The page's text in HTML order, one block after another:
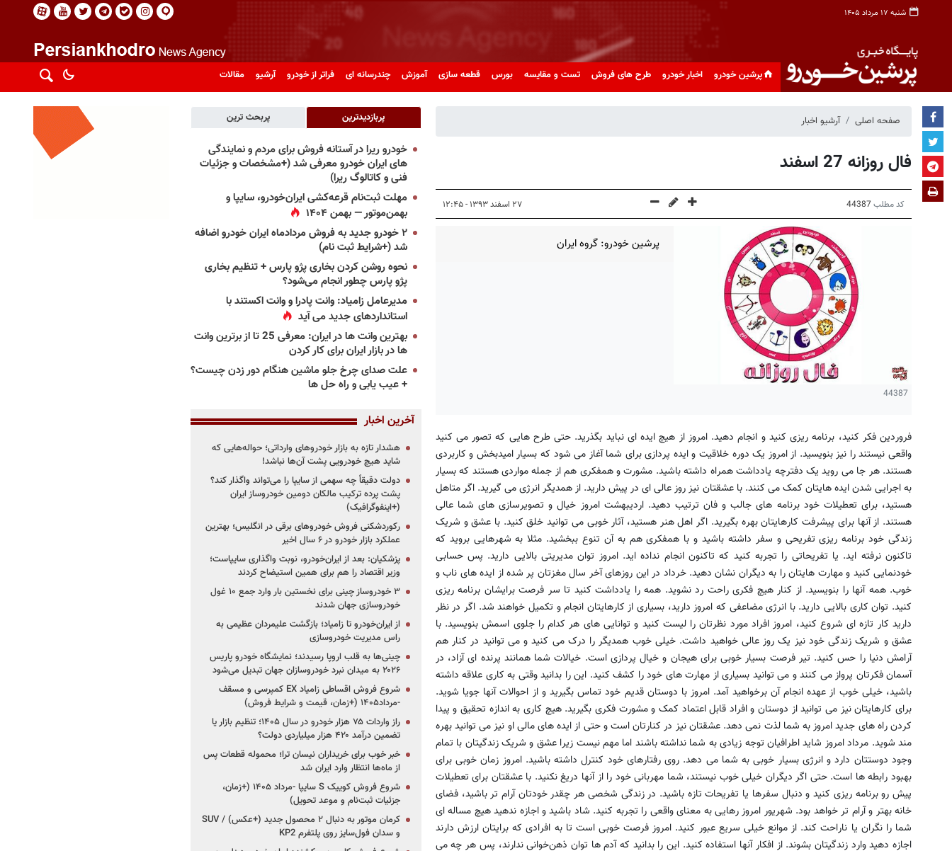
شنبه ۱۷ مرداد ۱۴۰۵
پرشین خودرو اخبار خودرو طرح های فروش تست و مقایسه بورس قطعه سازی آموزش چندرسانه ای فراتر از خودرو آرشیو مقالات
صفحه اصلی آرشیو اخبار
فال روزانه 27 اسفند
کد مطلب 44387 ۲۷ اسفند ۱۳۹۳ - ۱۲:۴۵
44387
پرشین خودرو: گروه ایران
فروردین فکر کنید، برنامه ریزی کنید و انجام دهید. امروز از هیچ ایده ای نباید بگذرید. حتی طرح هایی که تصور می کنید
واقعی نیستند را نیز بنویسید. از امروز یک دوره خلاقیت و ایده پردازی برای شما آغاز می شود که بسیار امیدبخش و کاربردی
هستند. هر جا می روید یک دفترچه یادداشت همراه داشته باشید. مشورت و همفکری هم از جمله مواردی هستند که بسیار
به اجرایی شدن ایده هایتان کمک می کنند. با عشقتان نیز روز عالی ای در پیش دارید. از همدیگر انرژی می گیرید. اگر متاهل
هستید، برای تعطیلات خود برنامه های جالب و فان ترتیب دهید. اردیبهشت امروز خیال و تصویرسازی های شما عالی
هستند. از آنها برای پیشرفت کارهایتان بهره بگیرید. اگر اهل هنر هستید، آثار خوبی می توانید خلق کنید. با عشق و شریک
زندگی خود برنامه ریزی تفریحی و سفر داشته باشید و با همفکری هم به آن تنوع ببخشید. مثلا به شهرهایی بروید که
تاکنون نرفته اید. یا تفریحاتی را تجربه کنید که تاکنون انجام نداده اید. امروز توان مدیریتی بالایی دارید. پس حسابی
خودنمایی کنید و مهارت هایتان را به دیگران نشان دهید. خرداد در این روزهای آخر سال مغزتان پر شده از ایده های ناب و
خوب. همه آنها را بنویسید. از کنار هیچ فکری راحت رد نشوید. همه را یادداشت کنید تا سر فرصت برایشان برنامه ریزی
کنید. توان کاری بالایی دارید. با انرژی مضاعفی که امروز دارید، بسیاری از کارهایتان انجام و تکمیل خواهند شد. اگر در نظر
دارید کار تازه ای شروع کنید، امروز افراد مورد نظرتان را لیست کنید و توانایی های هر کدام را جلوی اسمش بنویسید. با
عشق و شریک زندگی خود نیز یک روز عالی خواهید داشت. خیلی خوب همدیگر را درک می کنید و می توانید در کنار هم
آرامش دنیا را حس کنید. تیر فرصت بسیار خوبی برای هیجان و خیال پردازی است. خیالات شما همانند پرنده ای آزاد، در
آسمان فکرتان پرواز می کنند و می توانید بسیاری از مهارت های خود را کشف کنید. این را بدانید وقتی به کاری علاقه داشته
باشید، خیلی خوب از عهده انجام آن برخواهید آمد. امروز با دوستان قدیم خود تماس بگیرید و از احوالات آنها جویا شوید.
برای کارهایتان نیز می توانید از دوستان و افراد قابل اعتماد کمک و مشورت فکری بگیرید. هیچ کاری به اندازه تحقیق و پیدا
کردن راه های جدید امروز به شما لذت نمی دهد. عشقتان نیز در کنارتان است و حتی از ایده های مالی او نیز می توانید بهره
مند شوید. مرداد امروز شاید اطرافیان توجه زیادی به شما نداشته باشند اما مهم نیست زیرا عشق و شریک زندگیتان با تمام
وجود دوستتان دارد و انرژی بسیار خوبی به شما می دهد. روی رفتارهای خود کنترل داشته باشید. امروز زمان خوبی برای
بهبود رابطه ها است. حتی اگر دیگران خیلی خوب نیستند، شما مهربانی خود را از آنها دریغ نکنید. با عشقتان برای تعطیلات
پیش رو برنامه ریزی کنید و دنبال سفرها یا تفریحات تازه باشید. در زندگی شخصی هر چقدر خودتان آرام تر باشید، فضای
خانه بهتر و آرام تر خواهد بود. شهریور امروز رهایی به معنای واقعی را تجربه کنید. شاد باشید و اجازه ندهید هیچ مساله ای
شما را نگران یا ناراحت کند. از موانع خیلی سریع عبور کنید. امروز فرصت خوبی است تا به افرادی که برایتان ارزش دارند
اجازه دهید وارد زندگیتان بشوند. از افکار آنها استفاده کنید. این را بدانید که آدم ها توان ذهن‌خوانی ندارند، پس هر چه می
پربازدیدترین پربحث ترین
خودرو ریرا در آستانه فروش برای مردم و نمایندگی
های ایران خودرو معرفی شد (+مشخصات و جزئیات
فنی و کاتالوگ ریرا)
مهلت ثبت‌نام قرعه‌کشی ایران‌خودرو، سایپا و
بهمن‌موتور — بهمن ۱۴۰۴
۲ خودرو جدید به فروش مردادماه ایران خودرو اضافه
شد (+شرایط ثبت نام)
نحوه روشن کردن بخاری پژو پارس + تنظیم بخاری
پژو پارس چطور انجام می‌شود؟
مدیرعامل زامیاد: وانت پادرا و وانت اکستند با
استانداردهای جدید می آید
بهترین وانت ها در ایران: معرفی 25 تا از برترین وانت
ها در بازار ایران برای کار کردن
علت صدای چرخ جلو ماشین هنگام دور زدن چیست؟
+ عیب یابی و راه حل ها
آخرین اخبار
هشدار تازه به بازار خودروهای وارداتی؛ حواله‌هایی که
شاید هیچ خودرویی پشت آن‌ها نباشد!
دولت دقیقاً چه سهمی از سایپا را می‌تواند واگذار کند؟
پشت پرده ترکیب مالکان دومین خودروساز ایران
(+اینفوگرافیک)
رکوردشکنی فروش خودروهای برقی در انگلیس؛ بهترین
عملکرد بازار خودرو در ۶ سال اخیر
پزشکیان: بعد از ایران‌خودرو، نوبت واگذاری سایپاست؛
وزیر اقتصاد را هم برای همین استیضاح کردند
۳ خودروساز چینی برای نخستین بار وارد جمع ۱۰ غول
خودروسازی جهان شدند
از ایران‌خودرو تا زامیاد؛ بازگشت علیمردان عظیمی به
راس مدیریت خودروسازی
چینی‌ها به قلب اروپا رسیدند؛ نمایشگاه خودرو پاریس
۲۰۲۶ به میدان نبرد خودروسازان جهان تبدیل می‌شود
شروع فروش اقساطی زامیاد EX کمپرسی و مسقف
-مرداد۱۴۰۵ (+زمان، قیمت و شرایط فروش)
راز واردات ۷۵ هزار خودرو در سال ۱۴۰۵؛ تنظیم بازار یا
تضمین درآمد ۴۲۰ هزار میلیاردی دولت؟
خبر خوب برای خریداران نیسان ترا؛ محموله قطعات پس
از ماه‌ها انتظار وارد ایران شد
شروع فروش کوییک S سایپا -مرداد ۱۴۰۵ (+زمان،
جزئیات ثبت‌نام و موعد تحویل)
کرمان موتور به دنبال ۲ محصول جدید (+عکس) / SUV
و سدان فول‌سایز روی پلتفرم KP2